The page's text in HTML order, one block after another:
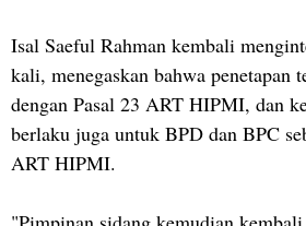
Isal Saeful Rahman kembali
kali, menegaskan bahwa penetapan
dengan Pasal 23 ART HIPMI, dan
berlaku juga untuk BPD dan BPC
ART HIPMI.